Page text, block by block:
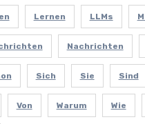
Lernen LLMs
Nachrichten
Sich Sie Sind
Von Warum Wie